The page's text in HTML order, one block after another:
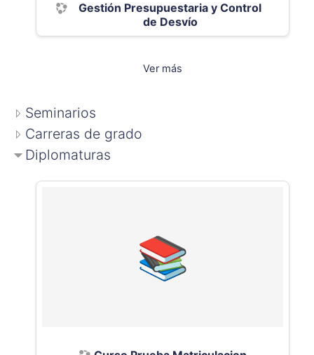
Gestión Presupuestaria y Control
de Desvío
Ver más
Seminarios
Carreras de grado
Diplomaturas